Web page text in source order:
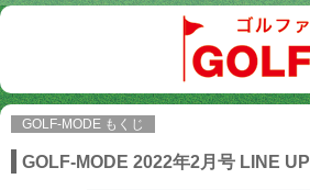
GOLF-MODE もくじ
GOLF-MODE 2022年2月号 LINE UP